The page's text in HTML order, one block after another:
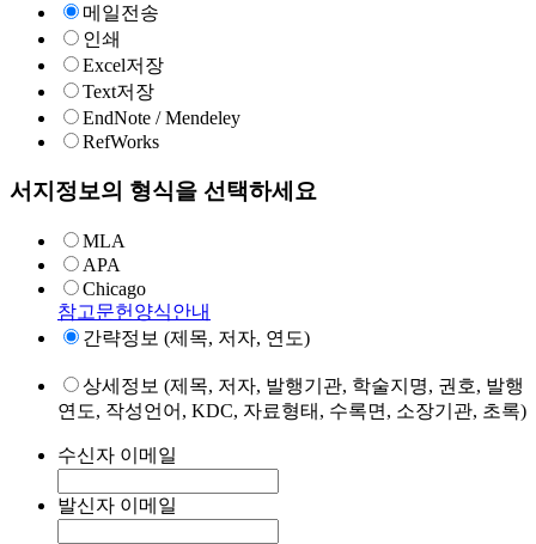
메일전송
인쇄
Excel저장
Text저장
EndNote / Mendeley
RefWorks
서지정보의 형식을 선택하세요
MLA
APA
Chicago
참고문헌양식안내
간략정보 (제목, 저자, 연도)
상세정보 (제목, 저자, 발행기관, 학술지명, 권호, 발행
연도, 작성언어, KDC, 자료형태, 수록면, 소장기관, 초록)
수신자 이메일
발신자 이메일